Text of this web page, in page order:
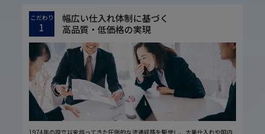
こだわり
1
幅広い仕入れ体制に基づく
高品質・低価格の実現
1974年の設立以来培ってきた圧倒的な流通経路を駆使し、大量仕入れや国内